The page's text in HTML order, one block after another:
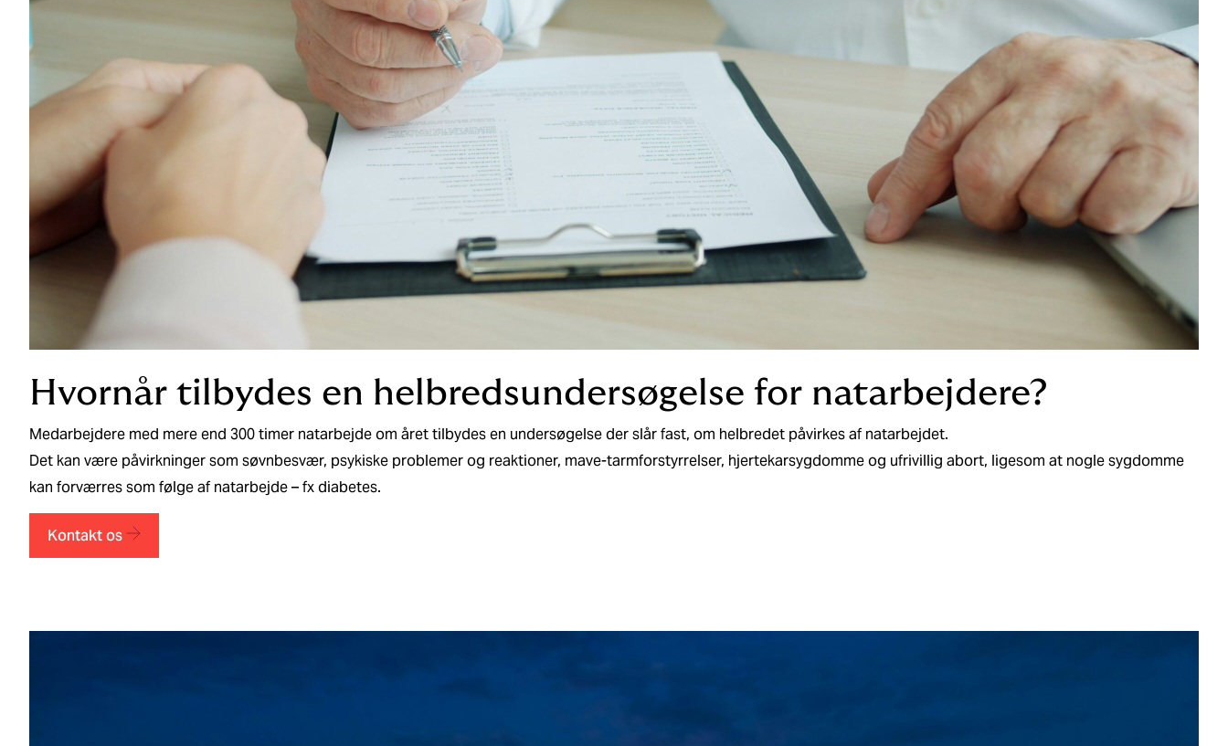
Hvornår tilbydes en helbredsundersøgelse for natarbejdere?
Medarbejdere med mere end 300 timer natarbejde om året tilbydes en undersøgelse der slår fast, om helbredet påvirkes af natarbejdet.
Det kan være påvirkninger som søvnbesvær, psykiske problemer og reaktioner, mave-tarmforstyrrelser, hjertekarsygdomme og ufrivillig abort, ligesom at nogle sygdomme
kan forværres som følge af natarbejde – fx diabetes.
Kontakt os